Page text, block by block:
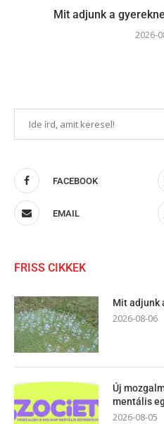
Mit adjunk a
2026-
FACEBOOK
EMAIL
FRISS CIKKEK
Mit adjunk
2026-08-06
Új
mentális
2026-08-05